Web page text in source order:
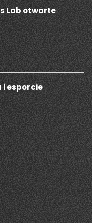
Lab otwarte
i esporcie